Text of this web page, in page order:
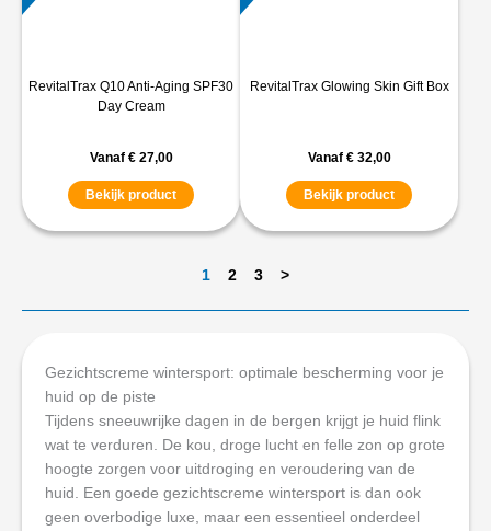
RevitalTrax Q10 Anti-Aging SPF30
Day Cream
Vanaf €27,00
Bekijk product
RevitalTrax Glowing Skin Gift Box
Vanaf €32,00
Bekijk product
1 2 3 >
Gezichtscreme wintersport: optimale bescherming voor je
huid op de piste
Tijdens sneeuwrijke dagen in de bergen krijgt je huid flink
wat te verduren. De kou, droge lucht en felle zon op grote
hoogte zorgen voor uitdroging en veroudering van de
huid. Een goede gezichtscreme wintersport is dan ook
geen overbodige luxe, maar een essentieel onderdeel